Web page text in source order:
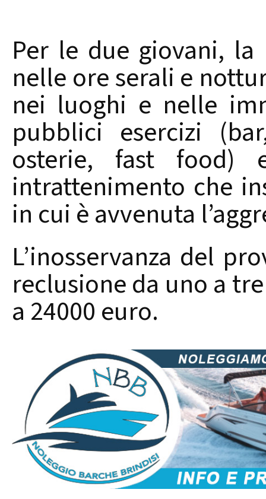
Per le due giovani,
nelle ore serali e
nei luoghi e nelle
pubblici esercizi
osterie, fast
intrattenimento che
in cui è avvenuta
L’inosservanza del
reclusione da uno a
a 24000 euro.